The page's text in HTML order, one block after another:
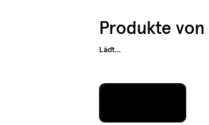
Produkte von
Lädt...